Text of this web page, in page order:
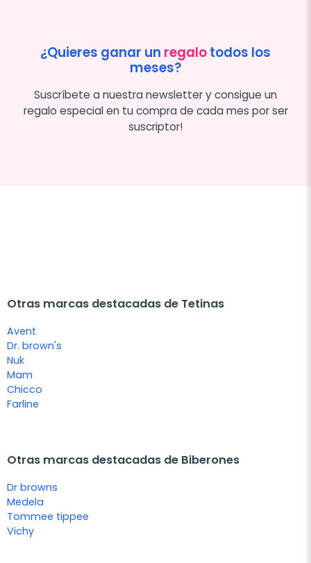
¿Quieres ganar un regalotodos los
meses?
Suscríbete a nuestra newsletter y consigue un
regalo especial en tu compra de cada mes por ser
suscriptor!
Otras marcas destacadas de Tetinas
Avent
Dr. brown's
Nuk
Mam
Chicco
Farline
Otras marcas destacadas de Biberones
Dr browns
Medela
Tommee tippee
Vichy